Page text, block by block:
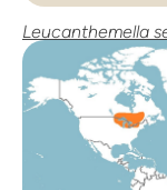
Leucanthemella